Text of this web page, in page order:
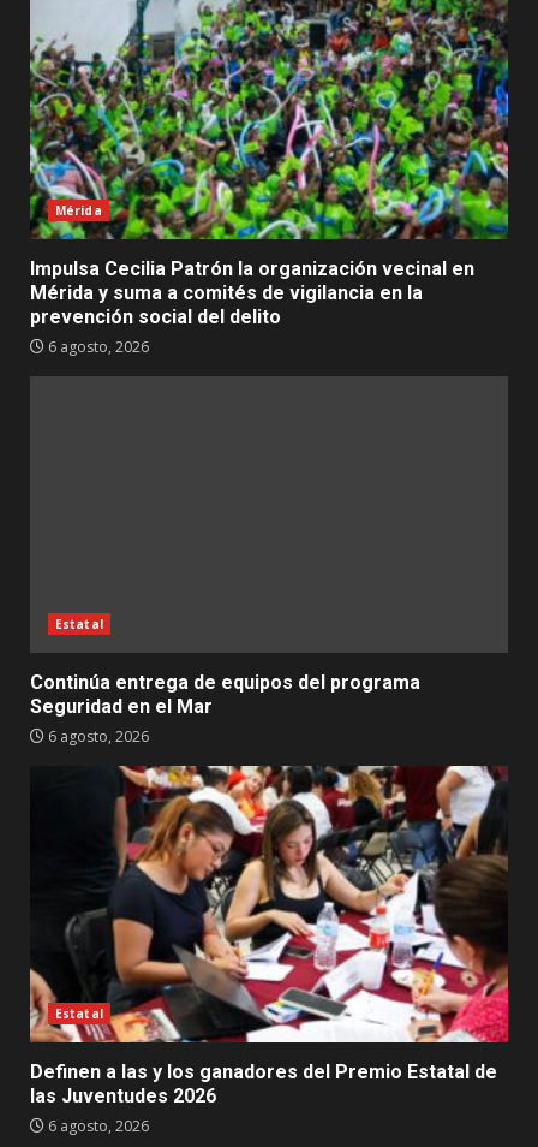
Mérida
Impulsa Cecilia Patrón la organización vecinal en
Mérida y suma a comités de vigilancia en la
prevención social del delito
6 agosto, 2026
Estatal
Continúa entrega de equipos del programa
Seguridad en el Mar
6 agosto, 2026
Estatal
Definen a las y los ganadores del Premio Estatal de
las Juventudes 2026
6 agosto, 2026